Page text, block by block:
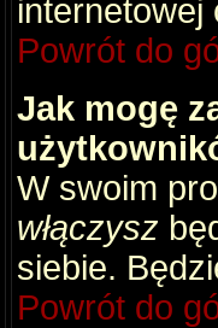
internetowej
Powrót do
Jak mogę
W swoim
włączysz
siebie.
Powrót do